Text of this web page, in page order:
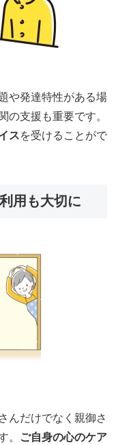
や発達特性がある場
の支援も重要です。
スを受けることがで
用も大切に
んだけでなく親御さ
。
ご自身の心のケア